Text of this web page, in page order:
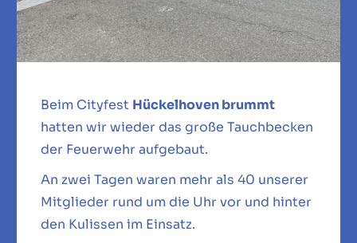
Beim Cityfest Hückelhoven brummt
hatten wir wieder das große Tauchbecken
der Feuerwehr aufgebaut.
An zwei Tagen waren mehr als 40 unserer
Mitglieder rund um die Uhr vor und hinter
den Kulissen im Einsatz.